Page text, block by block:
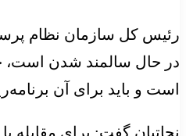
رئیس کل سازمان نظام
است و باید برای آن
نجاتیان گفت: برای مقابله